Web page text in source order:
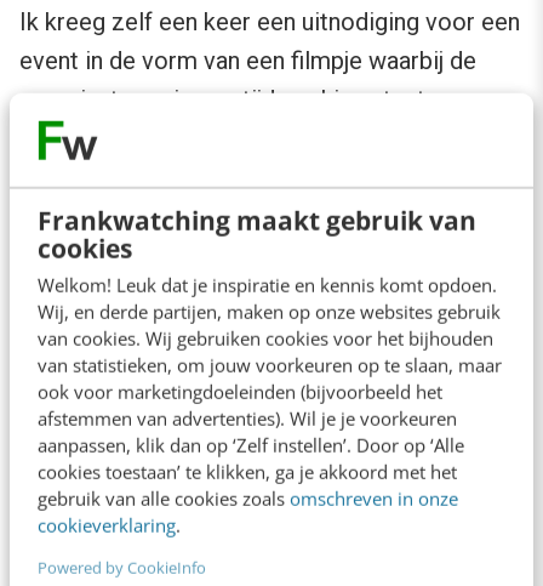
Frankwatching maakt gebruik van
cookies
Welkom! Leuk dat je inspiratie en kennis komt opdoen.
Wij, en derde partijen, maken op onze websites gebruik
van cookies. Wij gebruiken cookies voor het bijhouden
van statistieken, om jouw voorkeuren op te slaan, maar
ook voor marketingdoeleinden (bijvoorbeeld het
afstemmen van advertenties). Wil je je voorkeuren
aanpassen, klik dan op ‘Zelf instellen’. Door op ‘Alle
cookies toestaan’ te klikken, ga je akkoord met het
gebruik van alle cookies zoals omschreven in onze
cookieverklaring.
Powered by CookieInfo
Ik kreeg zelf een keer een uitnodiging voor een
event in de vorm van een filmpje waarbij de
organisatoren in een tijdmachine stapten om
even iets op te halen uit het jaar dat het bedrijf
zijn eindeloos.
4. Bedenk een aansprekend thema
Denk na over een pakkend thema waardoor de
dag een gezicht krijgt en het gaat leven voor
iedereen. Gebruik inspirerende titels en de
bijbehorende associaties, bijvoorbeeld:
Expeditie Samenwerking